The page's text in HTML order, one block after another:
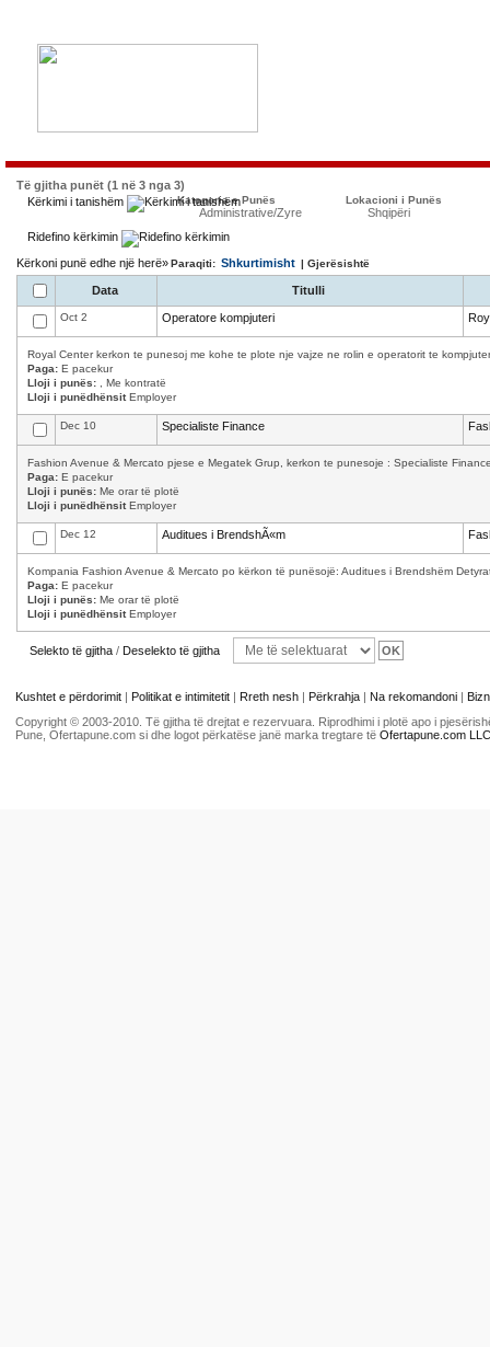
Të gjitha punët (1 në 3 nga 3)
Kërkimi i tanishëm
Kategoria e Punës
Administrative/Zyre
Lokacioni i Punës
Shqipëri
Ridefino kërkimin
Kërkoni punë edhe një herë»Paraqiti: Shkurtimisht | Gjerësishtë
Data Titulli
Oct 2 Operatore kompjuteri
Royal Center kerkon te punesoj me kohe te plote nje vajze ne rolin e operatorit te
Paga: E pacekur
Lloji i punës: , Me kontratë
Lloji i punëdhënsitEmployer
Dec 10 Specialiste Finance
Fashion Avenue & Mercato pjese e Megatek Grup, kerkon te punesoje : Specialiste
Paga: E pacekur
Lloji i punës: Me orar të plotë
Lloji i punëdhënsitEmployer
Dec 12 Auditues i BrendshÃ«m
Kompania Fashion Avenue & Mercato po kërkon të punësojë: Auditues i Brendshëm
Paga: E pacekur
Lloji i punës: Me orar të plotë
Lloji i punëdhënsitEmployer
Selekto të gjitha / Deselekto të gjitha
Kushtet e përdorimit | Politikat e intimitetit | Rreth nesh | Përkrahja | Na rekomandoni |
Copyright © 2003-2010. Të gjitha të drejtat e rezervuara. Riprodhimi i plotë apo i
Pune, Ofertapune.com si dhe logot përkatëse janë marka tregtare të Ofertapune.com LLC